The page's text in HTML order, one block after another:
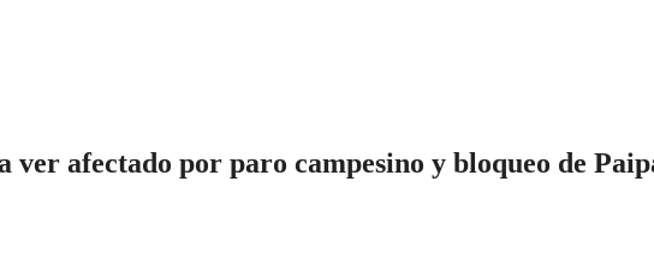
ver afectado por paro campesino y bloqueo de